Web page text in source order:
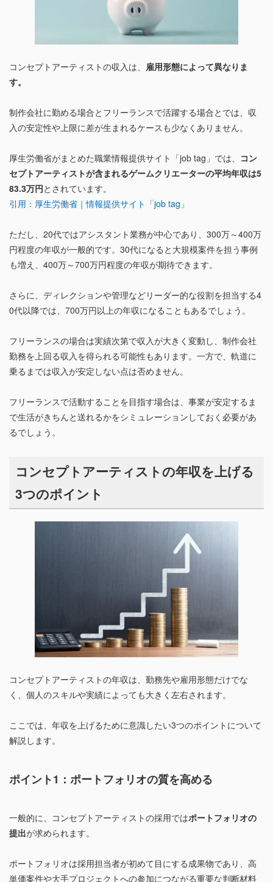
コンセプトアーティストの収入は、 雇用形態によって異なりま
す。
制作会社に勤める場合とフリーランスで活躍する場合とでは、収
入の安定性や上限に差が生まれるケースも少なくありません。
厚生労働省がまとめた職業情報提供サイト「job tag」では、 コン
セプトアーティストが含まれるゲームクリエーターの平均年収は5
83.3万円とされています。
引用：厚生労働省｜情報提供サイト「job tag」
ただし、20代ではアシスタント業務が中心であり、300万～400万
円程度の年収が一般的です。30代になると大規模案件を担う事例
も増え、400万～700万円程度の年収が期待できます。
さらに、ディレクションや管理などリーダー的な役割を担当する4
0代以降では、700万円以上の年収になることもあるでしょう。
フリーランスの場合は実績次第で収入が大きく変動し、制作会社
勤務を上回る収入を得られる可能性もあります。一方で、軌道に
乗るまでは収入が安定しない点は否めません。
フリーランスで活動することを目指す場合は、事業が安定するま
で生活がきちんと送れるかをシミュレーションしておく必要があ
るでしょう。
コンセプトアーティストの年収を上げる
3つのポイント
コンセプトアーティストの年収は、勤務先や雇用形態だけでな
く、個人のスキルや実績によっても大きく左右されます。
ここでは、年収を上げるために意識したい3つのポイントについて
解説します。
ポイント1：ポートフォリオの質を高める
一般的に、コンセプトアーティストの採用ではポートフォリオの
提出が求められます。
ポートフォリオは採用担当者が初めて目にする成果物であり、高
単価案件や大手プロジェクトへの参加につながる重要な判断材料